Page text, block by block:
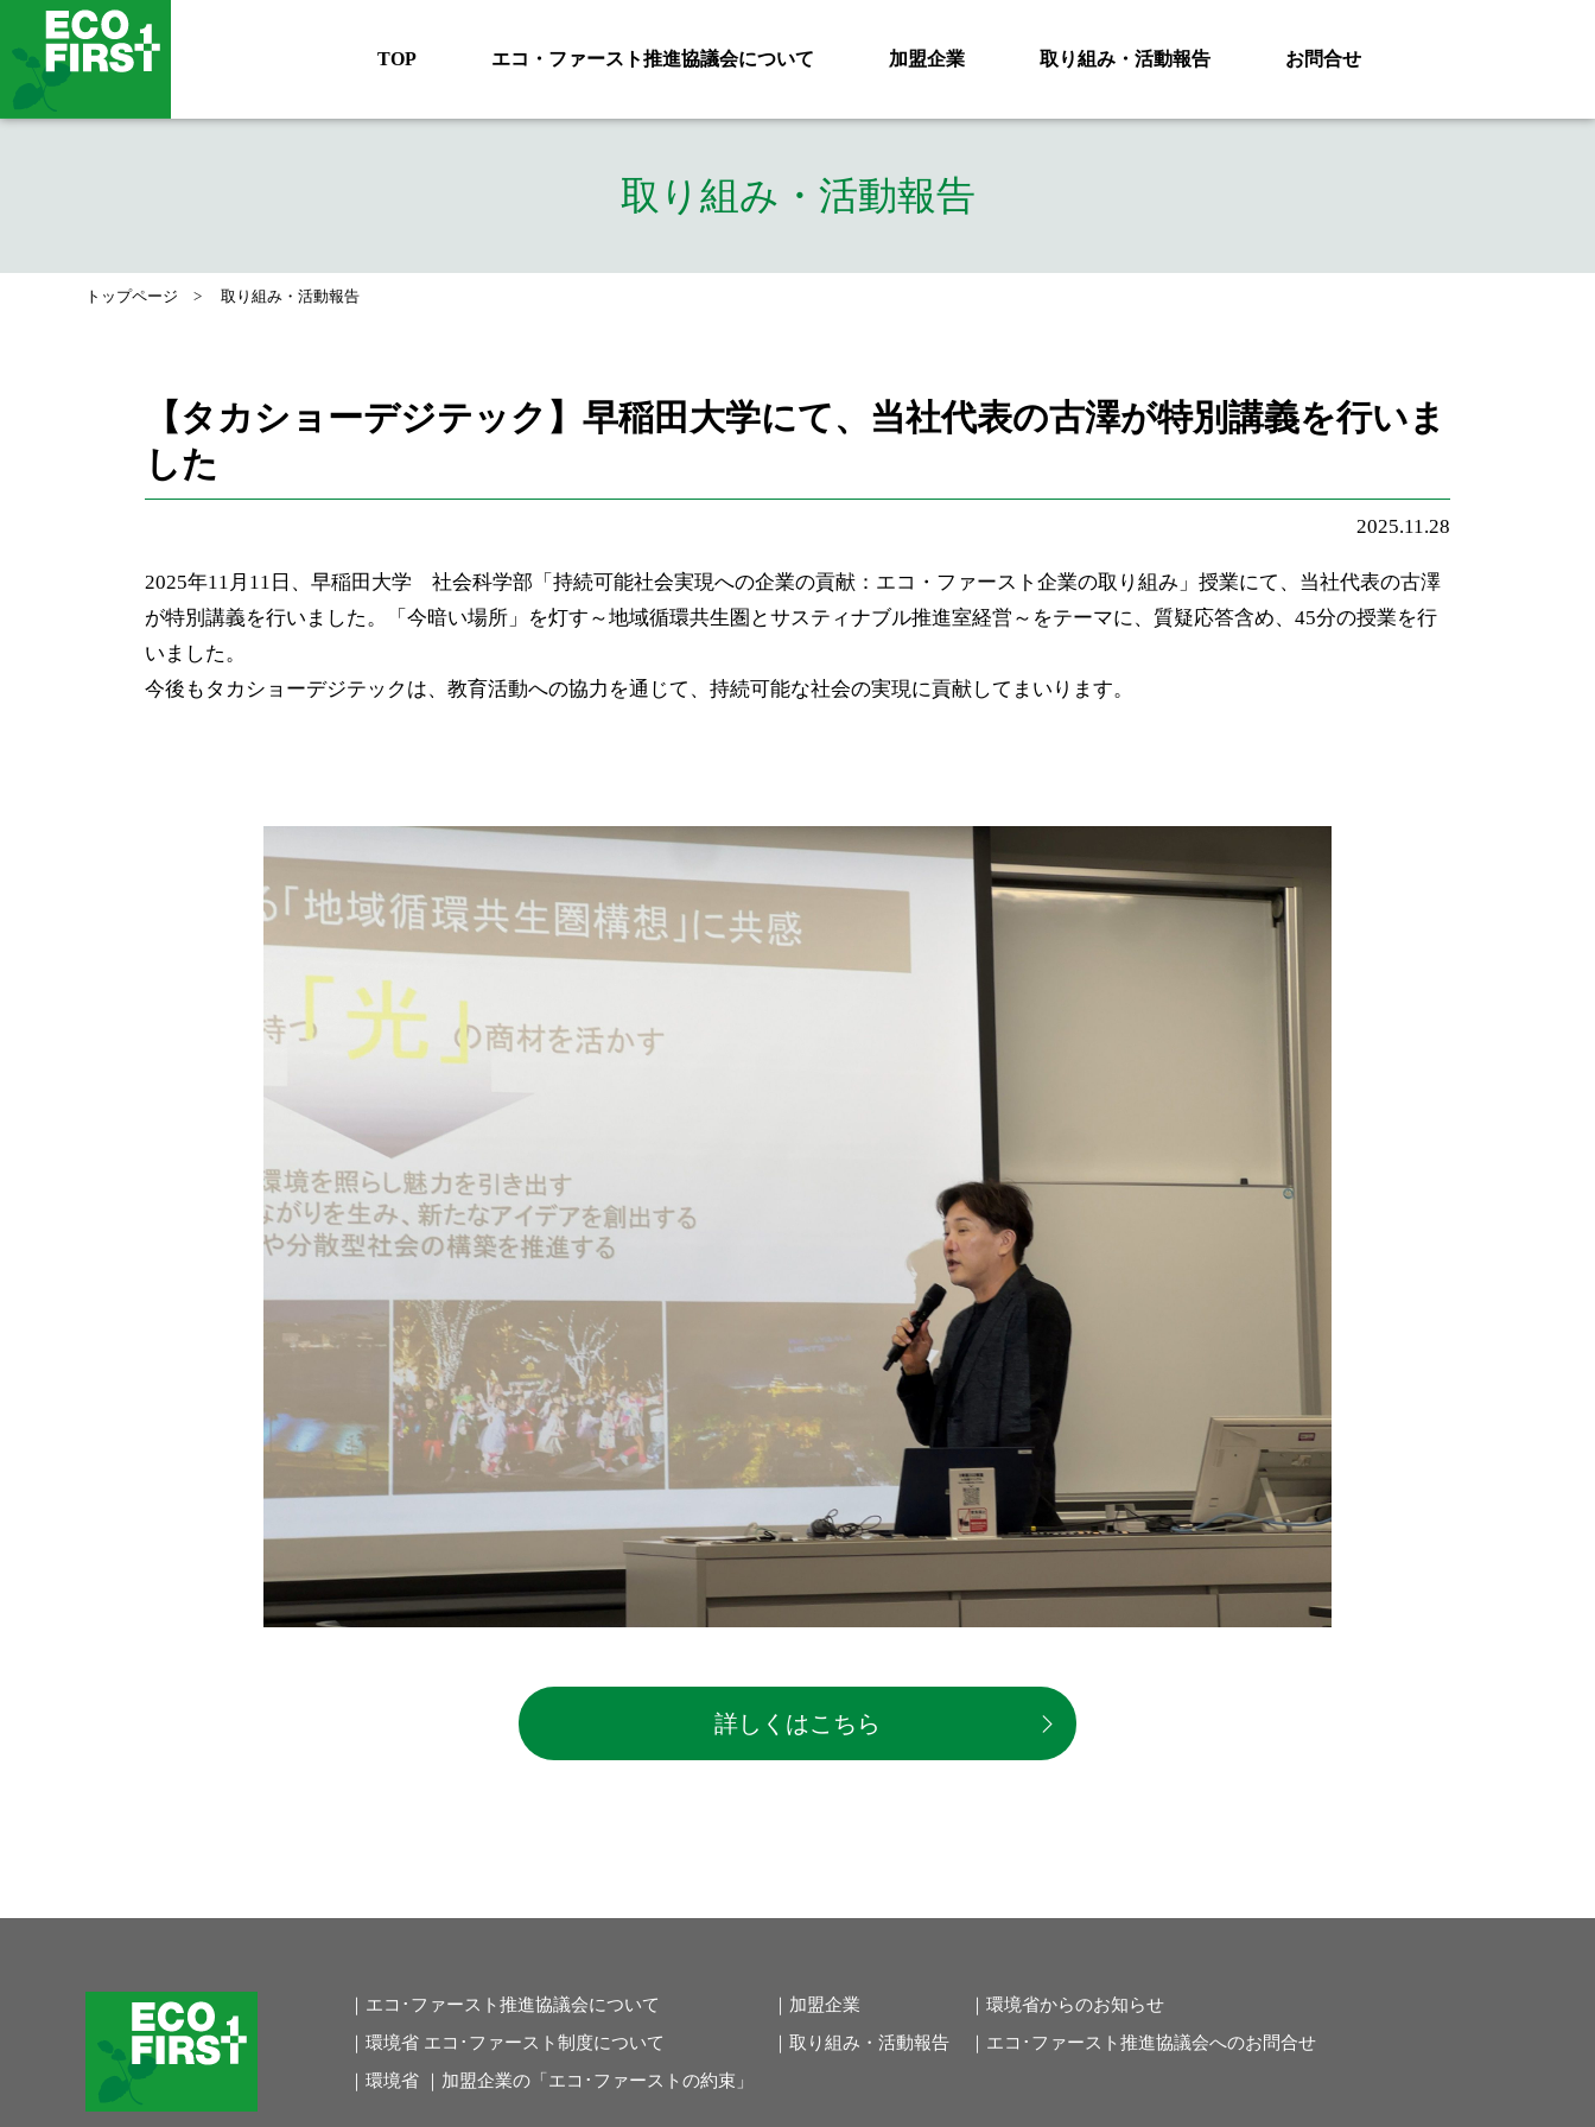
TOP エコ・ファースト推進協議会について 加盟企業 取り組み・活動報告 お問合せ
取り組み・活動報告
トップページ 取り組み・活動報告
【タカショーデジテック】早稲田大学にて、当社代表の古澤が特別講義を行いま
した
2025.11.28
2025年11月11日、早稲田大学 社会科学部「持続可能社会実現への企業の貢献：エコ・ファースト企業の取り組み」授業にて、当社代表の古澤
が特別講義を行いました。「今暗い場所」を灯す～地域循環共生圏とサスティナブル推進室経営～をテーマに、質疑応答含め、45分の授業を行
いました。
今後もタカショーデジテックは、教育活動への協力を通じて、持続可能な社会の実現に貢献してまいります。
詳しくはこちら
｜エコ･ファースト推進協議会について
｜環境省 エコ･ファースト制度について
｜環境省 ｜加盟企業の「エコ･ファーストの約束」
｜加盟企業
｜取り組み・活動報告
｜環境省からのお知らせ
｜エコ･ファースト推進協議会へのお問合せ